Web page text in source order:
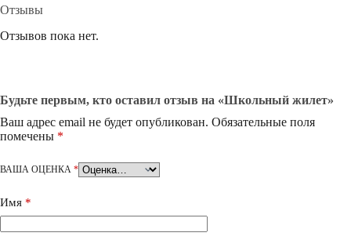
Отзывы
Отзывов пока нет.
Будьте первым, кто оставил отзыв на «Школьный жилет»
Ваш адрес email не будет опубликован. Обязательные поля
помечены *
ВАША ОЦЕНКА *
Имя *